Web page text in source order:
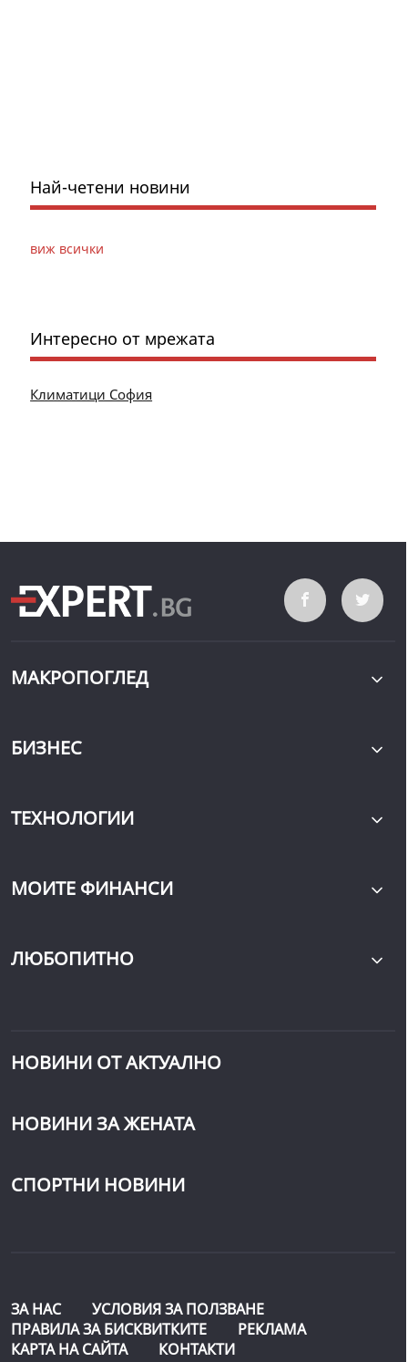
Най-четени новини
виж всички
Интересно от мрежата
Климатици София
МАКРОПОГЛЕД
БИЗНЕС
ТЕХНОЛОГИИ
МОИТЕ ФИНАНСИ
ЛЮБОПИТНО
НОВИНИ ОТ АКТУАЛНО
НОВИНИ ЗА ЖЕНАТА
СПОРТНИ НОВИНИ
ЗА НАС
УСЛОВИЯ ЗА ПОЛЗВАНЕ
ПРАВИЛА ЗА БИСКВИТКИТЕ
РЕКЛАМА
КАРТА НА САЙТА
КОНТАКТИ